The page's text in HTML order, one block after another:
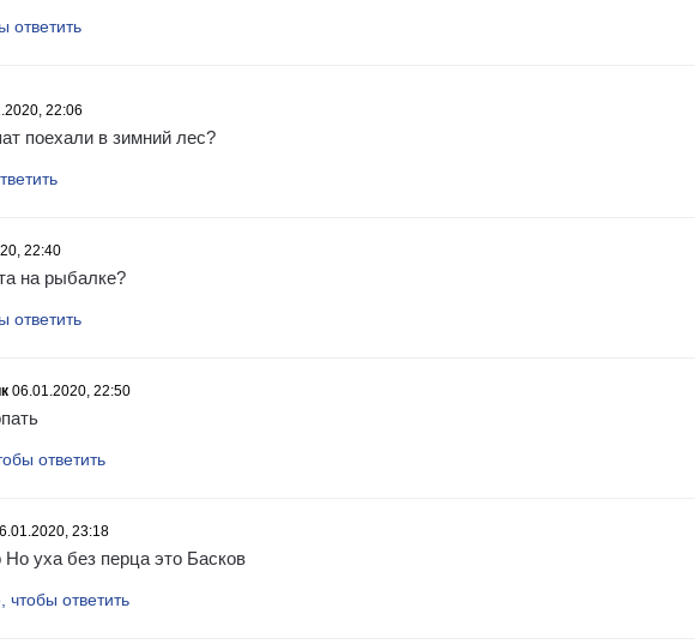
ответить
22:06
поехали в зимний лес?
22:40
на рыбалке?
ответить
06.01.2020, 22:50
ответить
23:18
Но уха без перца это Басков
чтобы ответить